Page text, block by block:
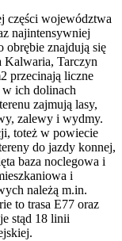
części województwa
najintensywniej
znajdują się
Kalwaria, Tarczyn
przecinają liczne
w ich dolinach
zajmują lasy,
zalewy i wydmy.
toteż w powiecie
do jazdy konnej,
baza noclegowa i
i
należą m.in.
to trasa E77 oraz
stąd 18 linii